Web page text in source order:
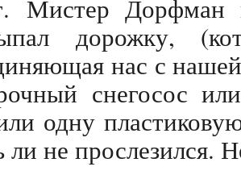
Мистер Дорфман
дорожку,
нас с
снегосос
одну
ли не прослезился.